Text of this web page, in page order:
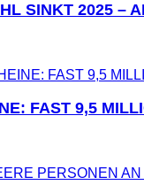
SINKT 2025 –
FAST 9,5